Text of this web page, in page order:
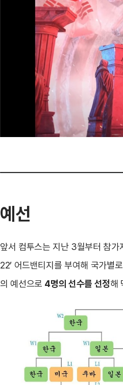
예선
앞서 컴투스는 지난 3월부터 참가
22’ 어드밴티지를 부여해 국가별
의 예선으로 4명의 선수를 선정해